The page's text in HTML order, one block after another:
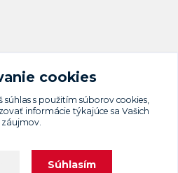
sběr cookies.
cookies
súhlas s použitím súborov cookies,
informácie týkajúce sa Vašich
záujmov.
Súhlasím